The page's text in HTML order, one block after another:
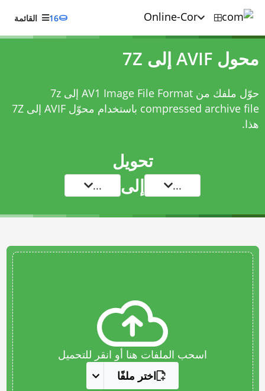
16 القائمة
محول AVIF إلى 7Z
حوّل ملفك من AV1 Image File Format إلى 7z
compressed archive file باستخدام
محوّل AVIF إلى 7Z
هذا.
تحويل
... إلى ...
اسحب الملفات هنا أو انقر للتحميل
اختر ملفًا